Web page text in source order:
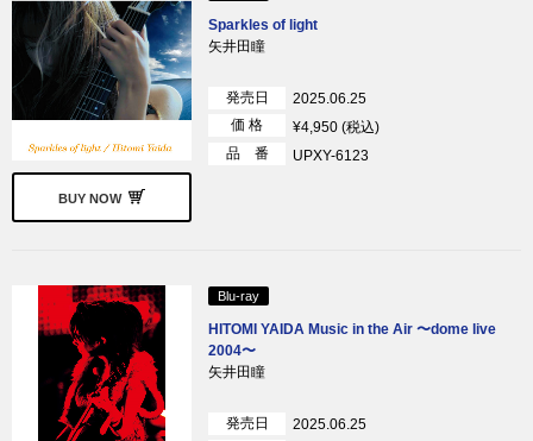
BUY NOW
Sparkles of light
矢井田瞳
発売日
2025.06.25
価 格
¥4,950 (税込)
品 番
UPXY-6123
Blu-ray
HITOMI YAIDA Music in the Air 〜dome live
2004〜
矢井田瞳
発売日
2025.06.25